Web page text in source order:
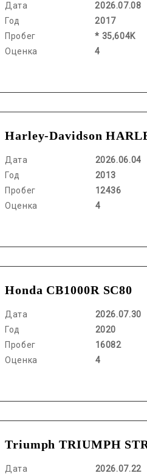
Дата
2026.07.08
Год
2017
Пробег
* 35,604K
Оценка
4
Harley-Davidson
Дата
2026.06.04
Год
2013
Пробег
12436
Оценка
4
Honda CB1000R SC80
Дата
2026.07.30
Год
2020
Пробег
16082
Оценка
4
Triumph TRIUMPH
Дата
2026.07.22